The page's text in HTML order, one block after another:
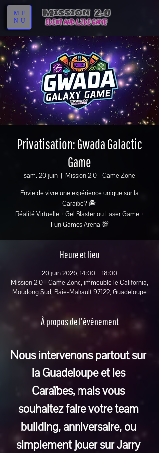
ME
NU
Privatisation: Gwada Galactic
Game
sam. 20 juin
  |
Mission 2.0 - Game Zone
Envie de vivre une expérience unique sur la
Caraibe? 🏝️
Réalité Virtuelle + Gel Blaster ou Laser Game +
Fun Games Arena 💯
Heure et lieu
20 juin 2026, 14:00 – 18:00
Mission 2.0 - Game Zone, immeuble le California,
Moudong Sud, Baie-Mahault 97122, Guadeloupe
À propos de l'événement
Nous intervenons partout sur
la Guadeloupe et les
Caraïbes, mais vous
souhaitez faire votre team
building, anniversaire, ou
simplement jouer sur Jarry